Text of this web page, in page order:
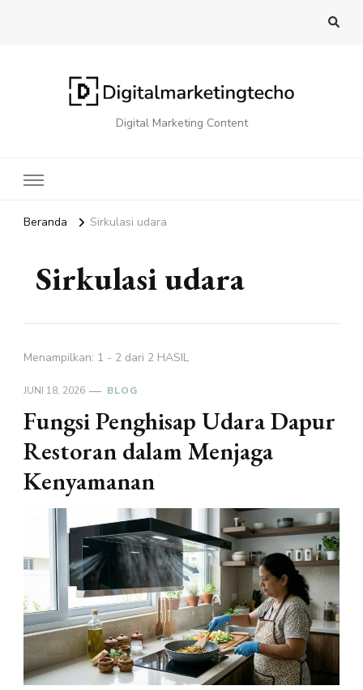
Digital Marketing Content
Beranda Sirkulasi udara
Sirkulasi udara
Menampilkan: 1 - 2 dari 2 HASIL
JUNI 18, 2026 BLOG
Fungsi Penghisap Udara Dapur
Restoran dalam Menjaga
Kenyamanan